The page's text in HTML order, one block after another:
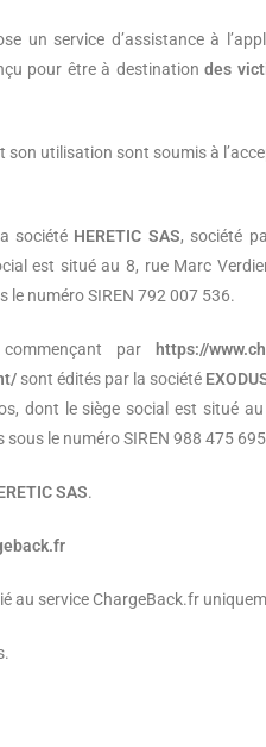
un service d’assistance à
pour être à destination des
son utilisation sont soumis à
société HERETIC SAS, société
est situé au 8, rue Marc
le numéro SIREN 792 007 536.
par https://
sont édités par la société
dont le siège social est situé
sous le numéro SIREN 988 475
SAS.
au service ChargeBack.fr